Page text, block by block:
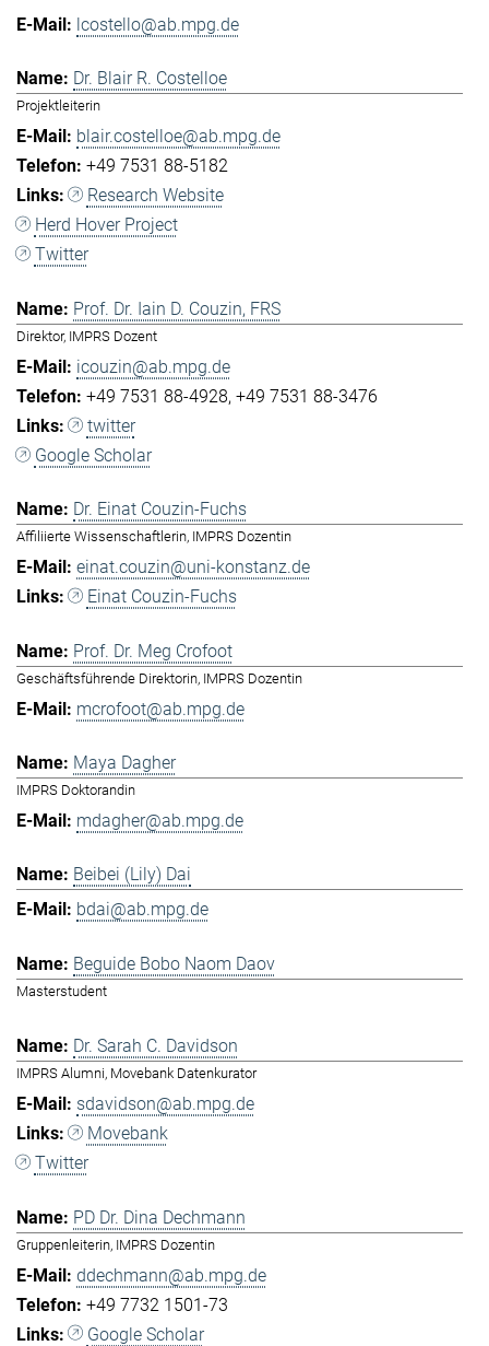
lcostello@ab.mpg.de
Dr. Blair R. Costelloe
Projektleiterin
blair.costelloe@ab.mpg.de
+49 7531 88-5182
Research Website
Herd Hover Project
Twitter
Prof. Dr. Iain D. Couzin, FRS
Direktor, IMPRS Dozent
icouzin@ab.mpg.de
+49 7531 88-4928 +49 7531 88-3476
twitter
Google Scholar
Dr. Einat Couzin-Fuchs
Affiliierte Wissenschaftlerin, IMPRS Dozentin
einat.couzin@uni-konstanz.de
Einat Couzin-Fuchs
Prof. Dr. Meg Crofoot
Geschäftsführende Direktorin, IMPRS Dozentin
mcrofoot@ab.mpg.de
Maya Dagher
IMPRS Doktorandin
mdagher@ab.mpg.de
Beibei (Lily) Dai
bdai@ab.mpg.de
Beguide Bobo Naom Daov
Masterstudent
Dr. Sarah C. Davidson
IMPRS Alumni, Movebank Datenkurator
sdavidson@ab.mpg.de
Movebank
Twitter
PD Dr. Dina Dechmann
Gruppenleiterin, IMPRS Dozentin
ddechmann@ab.mpg.de
+49 7732 1501-73
Google Scholar